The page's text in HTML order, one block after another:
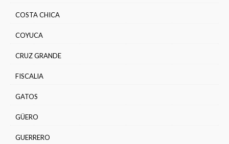
COSTA CHICA
COYUCA
CRUZ GRANDE
FISCALIA
GATOS
GÜERO
GUERRERO